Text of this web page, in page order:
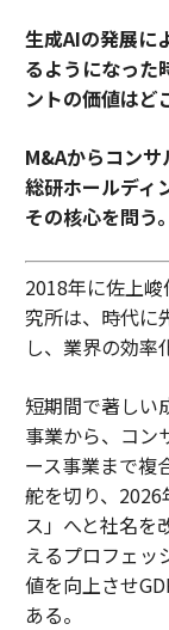
生成AIの発展に
るようになった
ントの価値はど
M&Aからコン
総研ホールディ
その核心を問う。
2018年に佐上
究所は、時代に
し、業界の効率
短期間で著しい
事業から、コン
ース事業まで複
舵を切り、
ス」へと社名を
えるプロフェッ
値を向上させ
ある。